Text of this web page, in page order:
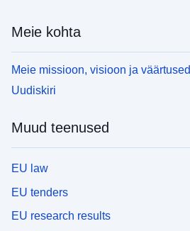
Meie kohta
Meie missioon, visioon ja väärtused
Uudiskiri
Muud teenused
EU law
EU tenders
EU research results